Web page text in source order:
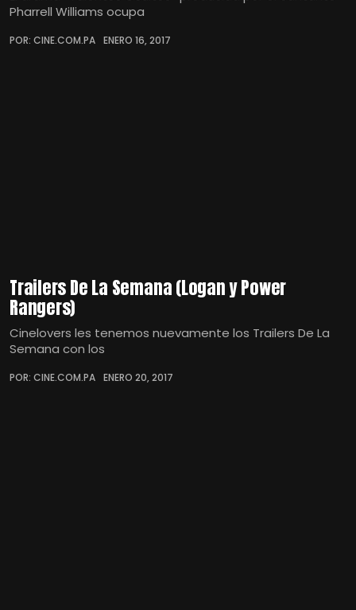
Pharrell Williams ocupa
POR: CINE.COM.PA ENERO 16, 2017
Trailers De La Semana (Logan y Power
Rangers)
Cinelovers les tenemos nuevamente los Trailers De La
Semana con los
POR: CINE.COM.PA ENERO 20, 2017